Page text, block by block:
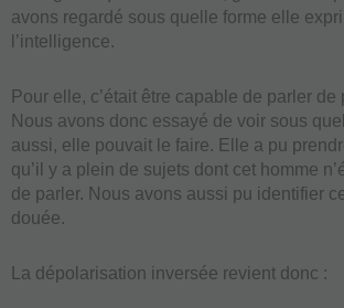
avons regardé sous quelle forme elle
l’intelligence.
Pour elle, c’était être capable de parler de
Nous avons donc essayé de voir sous
aussi, elle pouvait le faire. Elle a pu
qu’il y a plein de sujets dont cet homme
de parler. Nous avons aussi pu identifier
douée.
La dépolarisation inversée revient donc :